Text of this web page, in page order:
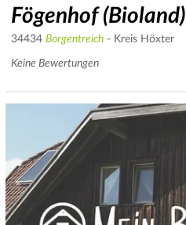
Fögenhof (Bioland)
34434 Borgentreich - Kreis Höxter
Keine Bewertungen